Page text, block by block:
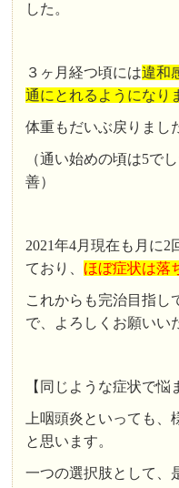
した。
３ヶ月経つ頃には違和
通にとれるようになり
体重もだいぶ戻りまし
（通い始めの頃は5で
善）
2021年4月現在も月に
ており、 ほぼ症状は落
これからも完治目指し
で、よろしくお願いい
【同じような症状で悩
上咽頭炎といっても
と思います。
一つの選択肢として、